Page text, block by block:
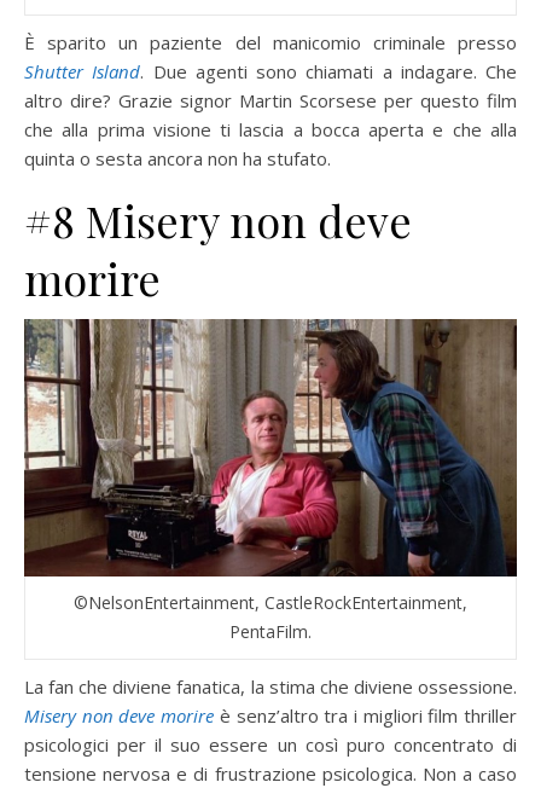
È sparito un paziente del manicomio criminale presso
Shutter Island. Due agenti sono chiamati a indagare. Che
altro dire? Grazie signor Martin Scorsese per questo film
che alla prima visione ti lascia a bocca aperta e che alla
quinta o sesta ancora non ha stufato.
#8 Misery non deve
morire
©NelsonEntertainment, CastleRockEntertainment,
PentaFilm.
La fan che diviene fanatica, la stima che diviene ossessione.
Misery non deve morire è senz’altro tra i migliori film thriller
psicologici per il suo essere un così puro concentrato di
tensione nervosa e di frustrazione psicologica. Non a caso